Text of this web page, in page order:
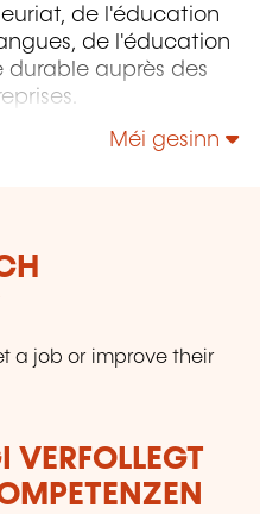
de l'éducation
de l'éducation
auprès des
Méi gesinn
a job or improve their
VERFOLLEGT